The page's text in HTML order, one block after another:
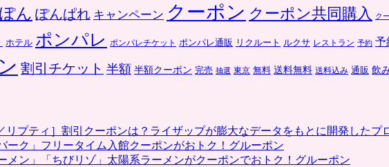
ん ぽんぱれ キャンペーン クーポン クーポン共同購入 ク
ホテル ポンパレ ポンパレチケット ポンパレ通販 リクルート ルクサ レストラン 予約 予
割引チケット 半額 半額クーポン 完売 抽選 東京 無料 送料無料 送料込み 通販 飲
プティ］割引クーポンは？ライザップが膨大なデータをもとに開発したプ
ーク」フリータイム入館クーポンがおトク！グルーポン
メン」「ちびリゾ」太陽系ラーメンがクーポンでおトク！グルーポン